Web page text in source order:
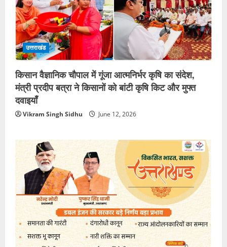
उत्तराखंड
किसान वैज्ञानिक चौपाल में गूंजा आत्मनिर्भर कृषि का संदेश,
मंत्री प्रदीप बत्रा ने किसानों को बांटी कृषि किट और मुफ्त
दवाइयाँ
Vikram Singh Sidhu June 12, 2026